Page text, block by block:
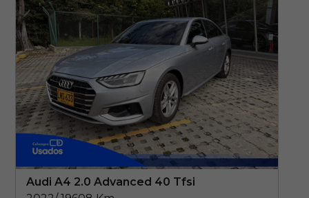
Audi A4 2.0 Advanced 40 Tfsi